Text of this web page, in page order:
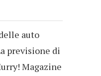
auto
previsione di
Magazine